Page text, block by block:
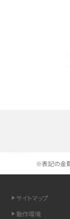
高校生にスマホ制限
スマホのネット通信
※表記の金
サイトマップ
動作環境